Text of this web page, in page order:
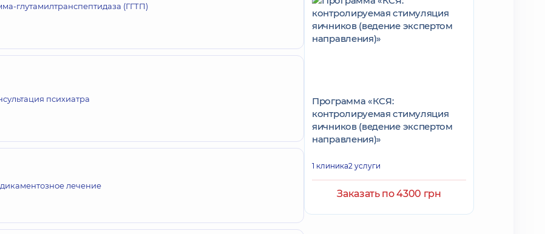
глутамилтранспептидаза (ГГТП)
психиатра
лечение
Программа «КСЯ:
контролируемая стимуляция
яичников (ведение экспертом
направления)»
1 клиника2 услуги
Заказать по 4300 грн